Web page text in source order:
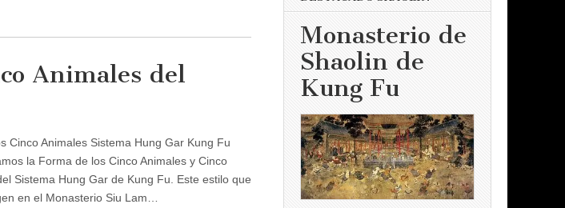
Animales del
Cinco Animales Sistema Hung Gar Kung Fu
la Forma de los Cinco Animales y Cinco
Sistema Hung Gar de Kung Fu. Este estilo que
en el Monasterio Siu Lam…
Monasterio de
Shaolin de
Kung Fu